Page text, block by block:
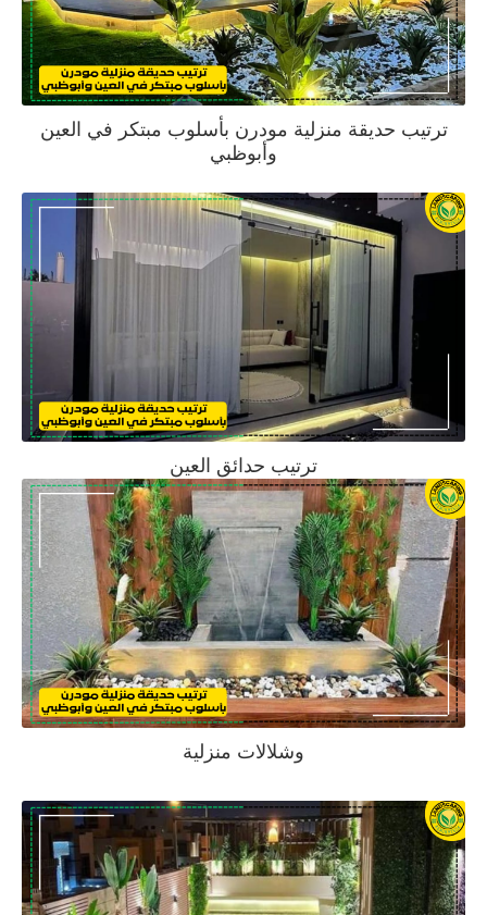
ترتيب حديقة منزلية مودرن بأسلوب مبتكر في العين
وأبوظبي
ترتيب حدائق العين
وشلالات منزلية